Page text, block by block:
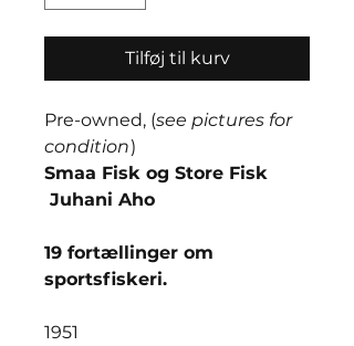
Tilføj til kurv
Pre-owned, (see pictures for
condition)
Smaa Fisk og Store Fisk
Juhani Aho
19 fortællinger om
sportsfiskeri.
1951